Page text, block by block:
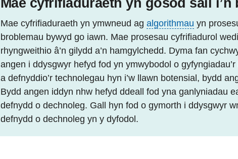
Mae cyfrifiaduraeth yn ymwneud ag algorithmau yn
broblemau bywyd go iawn. Mae prosesau cyfrifiadurol
rhyngweithio â’n gilydd a’n hamgylchedd. Dyma fan
angen i ddysgwyr hefyd fod yn ymwybodol o
a defnyddio’r technolegau hyn i’w llawn botensial, bydd
Bydd angen iddyn nhw hefyd ddeall fod yna ganlyniadau
defnydd o dechnoleg. Gall hyn fod o gymorth i ddysgwyr
defnydd o dechnoleg yn y dyfodol.